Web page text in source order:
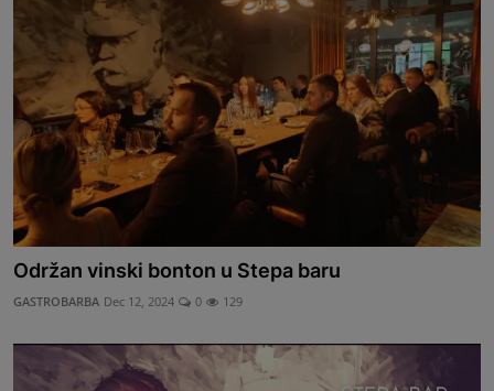
Održan vinski bonton u Stepa baru
GASTROBARBA Dec 12, 2024 0 129